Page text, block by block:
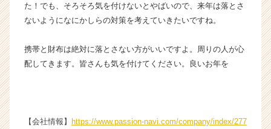
C
a
e
r）
た！でも、そろそろ気を付けないとやばいので、来年は落とさ
ないようになにかしらの対策を考えていきたいですね。
携帯と財布は絶対に落とさない方がいいですよ。周りの人が心
配してきます。皆さんも気を付けてください。良いお年を
【会社情報】
https://www.passion-navi.com/company/index/277